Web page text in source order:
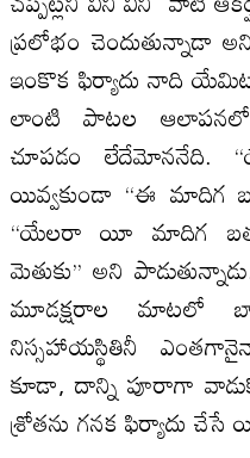
ప్రలోభం చెందుతున్నాడా
ఇంకొక ఫిర్యాదు నాది
లాంటి పాటల ఆలాపనలో
చూపడం లేదేమోననేది.
యివ్వకుండా ‘‘ఈ మాదిగ
‘‘యేలరా యీ మాదిగ
మెతుకు’’ అని
మూడక్షరాల మాటలో
నిస్సహాయస్థితినీ
కూడా, దాన్ని పూరాగా
శ్రోతను గనక ఫిర్యాదు చేసే